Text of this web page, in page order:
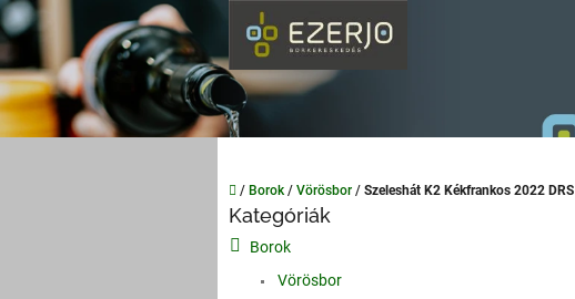
Ugrás
a
tartalomhoz
Kezdőlap
/ Borok / Vörösbor / Szeleshát K2 Kékfrankos 2022 DRS
OKategóriák
átugrása
Kategóriák
Borok
Vörösbor